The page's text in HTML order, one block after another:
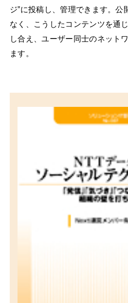
ジ”に投稿し、管理できます。公
なく、こうしたコンテンツを通
し合え、ユーザー同士のネット
ます。